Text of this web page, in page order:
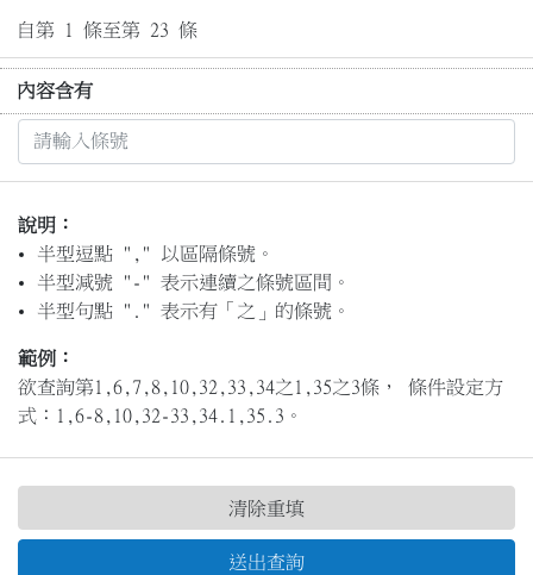
自第 1 條至第 23 條
內容含有
說明：
半型逗點 "," 以區隔條號。
半型減號 "-" 表示連續之條號區間。
半型句點 "." 表示有「之」的條號。
範例：
欲查詢第1,6,7,8,10,32,33,34之1,35之3條， 條件設定方
式：1,6-8,10,32-33,34.1,35.3。
送出查詢
清除重填